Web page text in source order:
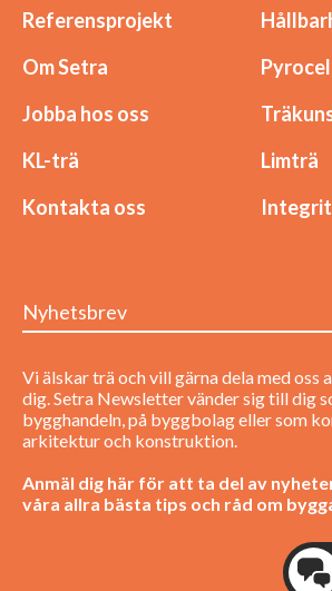
Referensprojekt
Om Setra
Jobba hos oss
KL-trä
Limträ
Kontakta oss
Nyhetsbrev
Vi älskar trä och vill gärna dela med oss
dig. Setra Newsletter vänder sig till dig
bygghandeln, på byggbolag eller som
arkitektur och konstruktion.
Anmäl dig här för att ta del av
våra allra bästa tips och råd om